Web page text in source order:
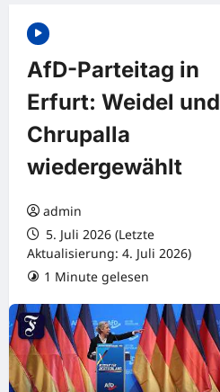
AfD-Parteitag in
Erfurt: Weidel und
Chrupalla
wiedergewählt
admin
5. Juli 2026 (Letzte
Aktualisierung: 4. Juli 2026)
1 Minute gelesen